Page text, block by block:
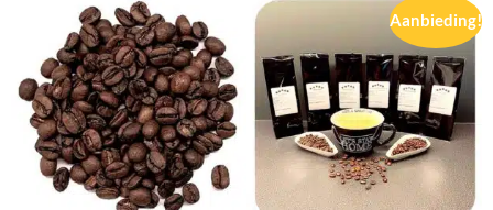
Aanbieding!